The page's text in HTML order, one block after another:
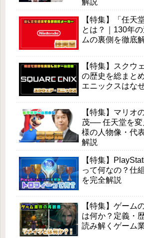
【特集】「任天
とは？｜130年
ムの裏側を徹底
【特集】スクウ
の歴史を総まと
エニックスはな
【特集】マリオ
茂── 任天堂を
様の人物像・代
解説
【特集】
って何なの？仕
を完全解説
【特集】ゲーム
は何か？定義・
読み解くゲーム